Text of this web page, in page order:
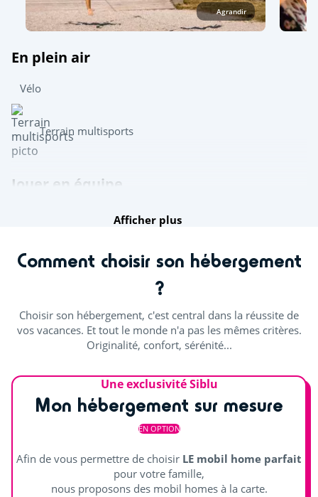
Agrandir
En plein air
Vélo
Terrain multisports
Jouer en équipe
Découvrir
Cours de sport
Salle de jeux intérieure (jeux vidéo)
Distraire les enfants
Pyramide de corde
Afficher plus
Comment choisir son hébergement
?
Choisir son hébergement, c'est central dans la réussite de
vos vacances. Et tout le monde n'a pas les mêmes critères.
Originalité, confort, sérénité...
Une exclusivité Siblu
Mon hébergement sur mesure
EN OPTION
Afin de vous permettre de choisir LE mobil home parfait
pour votre famille,
nous proposons des mobil homes à la carte.